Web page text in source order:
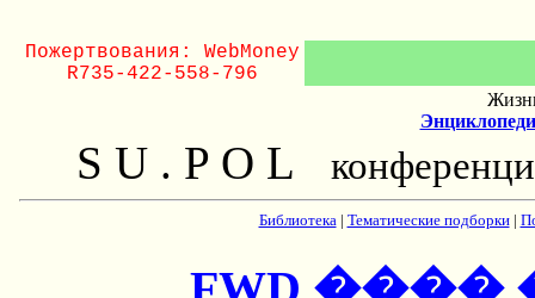
Пожертвования: WebMoney
R735-422-558-796
S U . P O L
Библиотека| Тематические подборки|